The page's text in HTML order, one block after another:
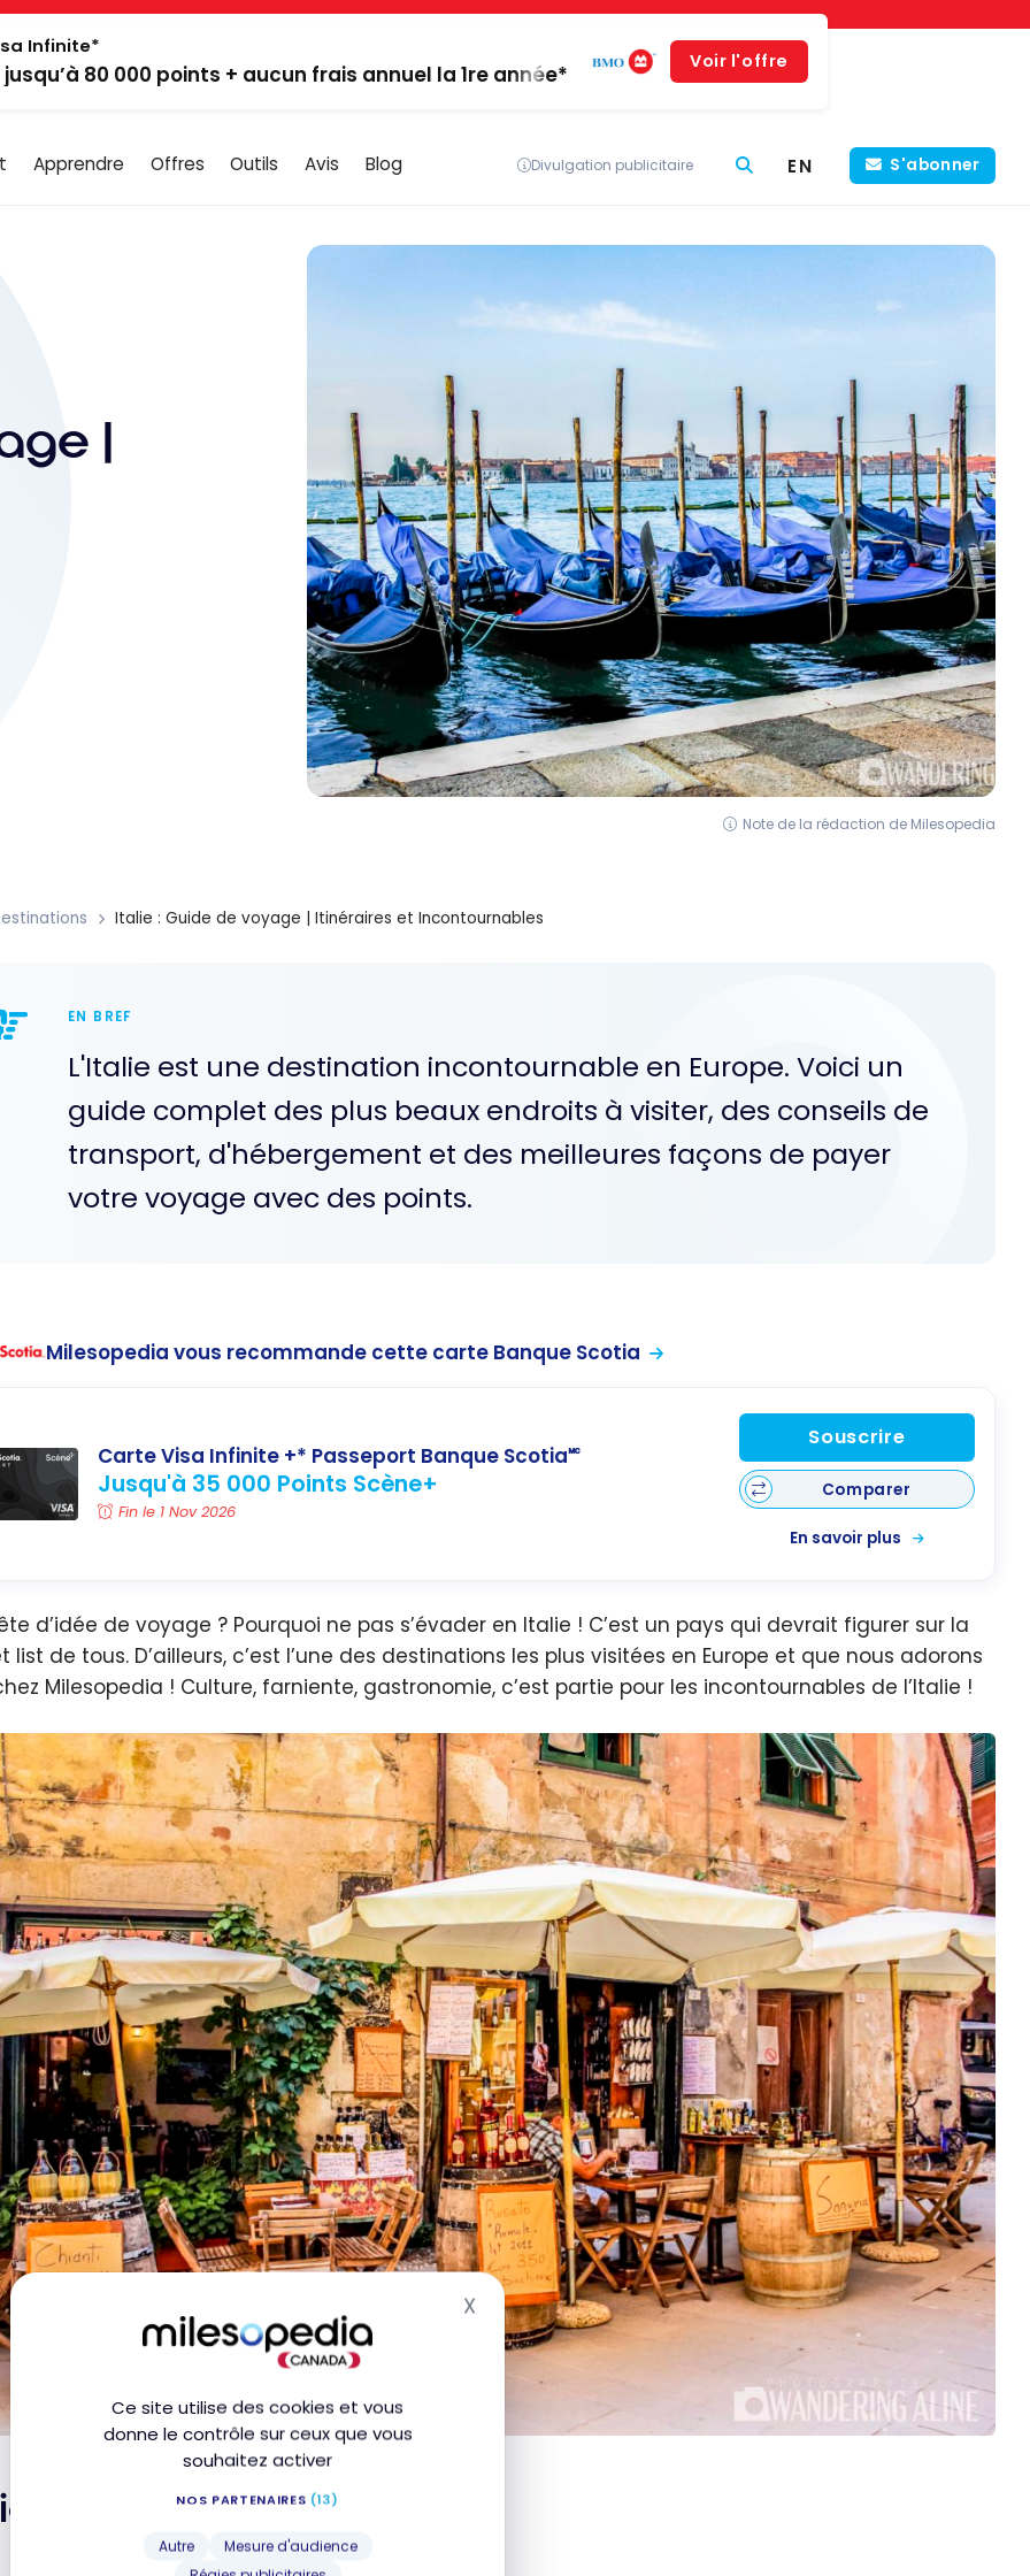
Ce site utilise des cookies et vous
donne le contrôle sur ceux que vous
souhaitez activer
NOS PARTENAIRES (13)
Autre
Mesure d'audience
XMasquer le bandeau des cookies
Infinite*
80 000 points + aucun frais annuel la 1re année*
Voir l'offre
Apprendre Offres Outils Avis Blog Divulgation publicitaire EN S'abonner
|
Note de la rédaction de Milesopedia
Italie : Guide de voyage | Itinéraires et Incontournables
EN BREF
L'Italie est une destination incontournable en Europe. Voici un
guide complet des plus beaux endroits à visiter, des conseils de
transport, d'hébergement et des meilleures façons de payer
votre voyage avec des points.
Milesopedia vous recommande cette carte Banque Scotia
Carte Visa Infinite +* Passeport Banque Scotia🅪
Jusqu'à 35 000 Points Scène+
Fin le 1 Nov 2026
Souscrire
Comparer
En savoir plus
d’idée de voyage ? Pourquoi ne pas s’évader en Italie ! C’est un pays qui devrait figurer sur la
list de tous. D’ailleurs, c’est l’une des destinations les plus visitées en Europe et que nous adorons
Milesopedia ! Culture, farniente, gastronomie, c’est partie pour les incontournables de l’Italie !
: les incontournables